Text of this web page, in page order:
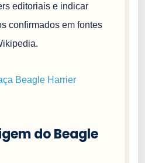
editoriais e indicar
confirmados em fontes
Beagle Harrier
do Beagle